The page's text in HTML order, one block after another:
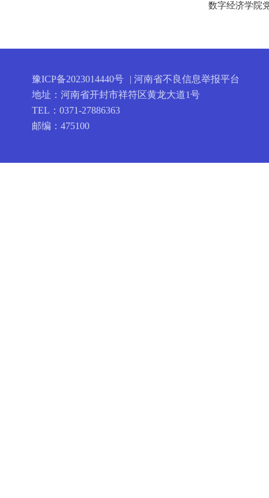
数字经济学院
豫ICP备2023014440号
| 河南省不良信息举报平台
地址：河南省开封市祥符区黄龙大道1号
TEL：0371-27886363
邮编：475100